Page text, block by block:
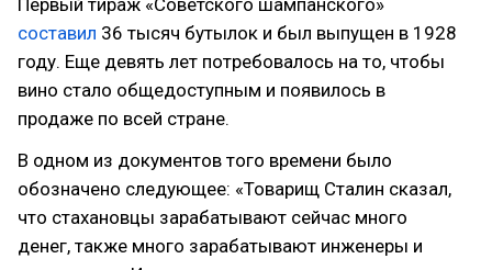
Первый тираж «Советского шампанского»
составил 36 тысяч бутылок и был выпущен в 1928
году. Еще девять лет потребовалось на то, чтобы
вино стало общедоступным и появилось в
продаже по всей стране.
В одном из документов того времени было
обозначено следующее: «Товарищ Сталин сказал,
что стахановцы зарабатывают сейчас много
денег, также много зарабатывают инженеры и